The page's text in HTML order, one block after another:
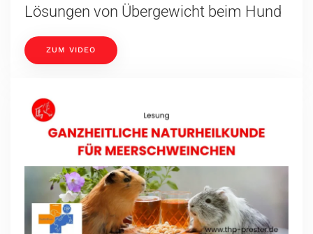
Lösungen von Übergewicht beim Hund
ZUM VIDEO